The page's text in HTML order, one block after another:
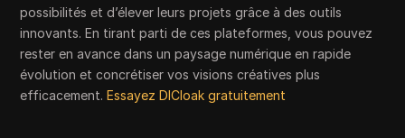
possibilités et d’élever leurs projets grâce à des outils
innovants. En tirant parti de ces plateformes, vous pouvez
rester en avance dans un paysage numérique en rapide
évolution et concrétiser vos visions créatives plus
efficacement.Essayez DICloak gratuitement